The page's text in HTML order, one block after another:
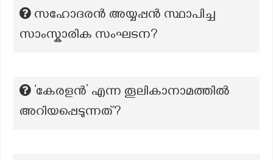
സഹോദരന്‍ അയ്യപ്പന്‍ സ്ഥാപിച്ച
സാംസ്കാരിക സംഘടന?
‘കേരളൻ’ എന്ന തൂലികാനാമത്തിൽ
അറിയപ്പെടുന്നത്?